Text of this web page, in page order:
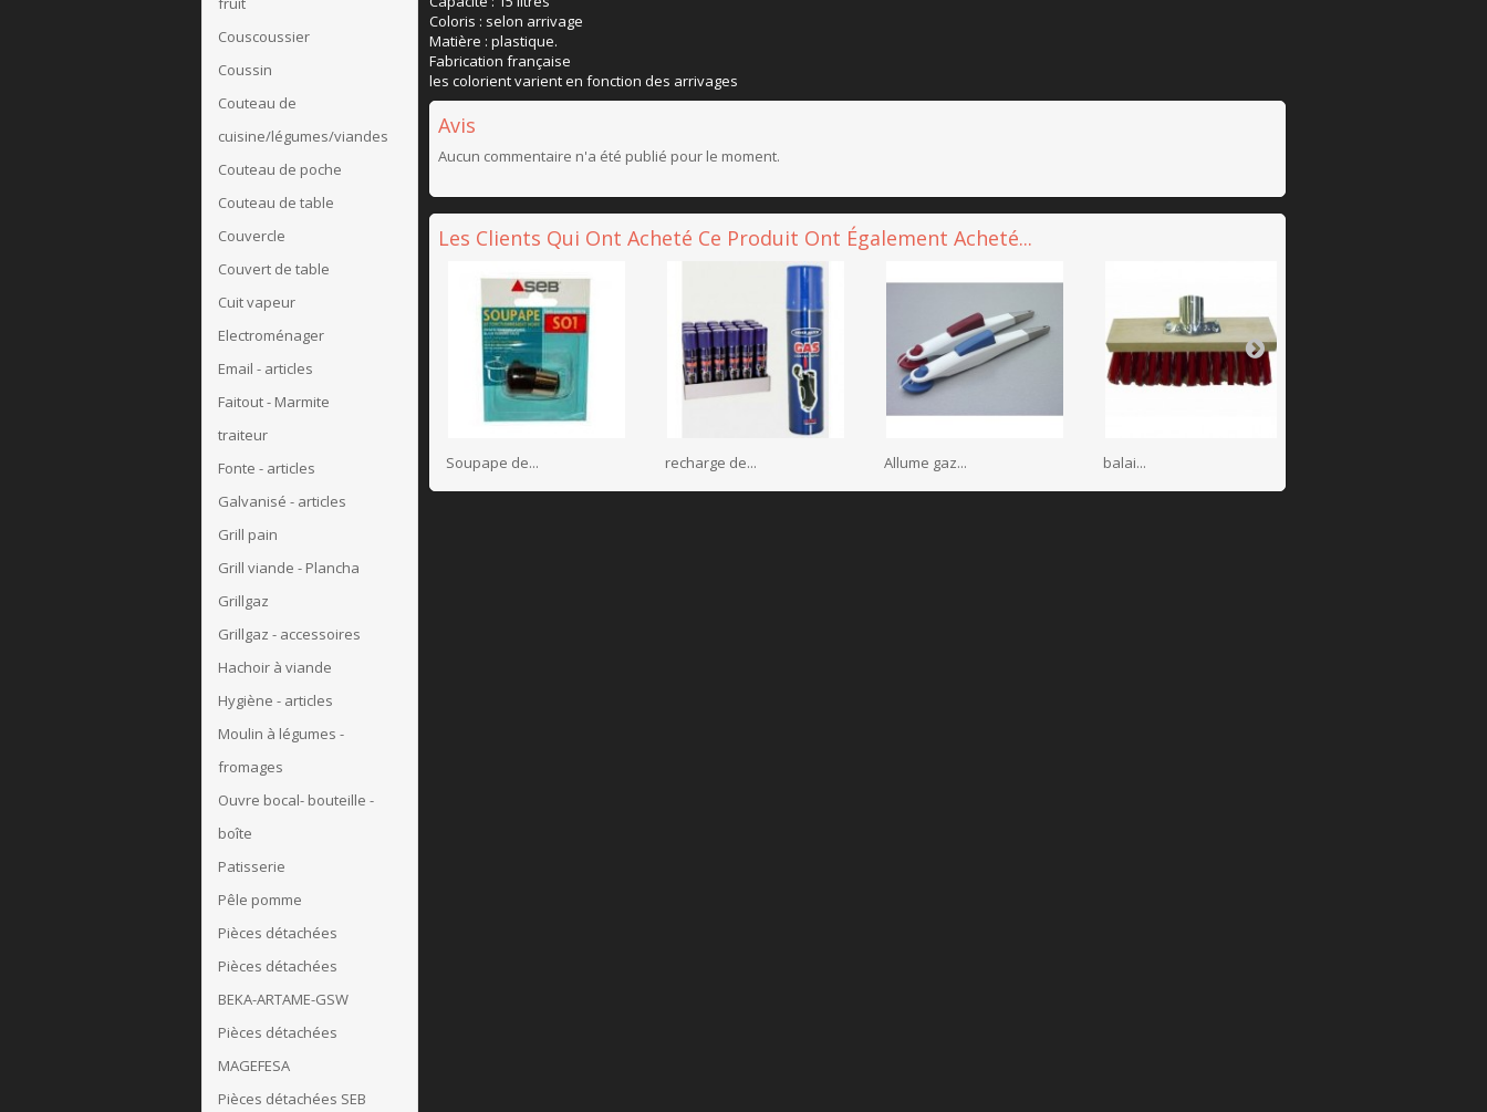
Couscoussier
Coussin
Couteau de
cuisine/légumes/viandes
Couteau de poche
Couteau de table
Couvercle
Couvert de table
Cuit vapeur
Electroménager
Email - articles
Faitout - Marmite
traiteur
Fonte - articles
Galvanisé - articles
Grill pain
Grill viande - Plancha
Grillgaz
Grillgaz - accessoires
Hachoir à viande
Hygiène - articles
Moulin à légumes -
fromages
Ouvre bocal- bouteille -
boîte
Patisserie
Pêle pomme
Pièces détachées
Pièces détachées
BEKA-ARTAME-GSW
Pièces détachées
MAGEFESA
Pièces détachées SEB
Coloris : selon arrivage
Matière : plastique.
Fabrication française
les colorient varient en fonction des arrivages
Avis
Aucun commentaire n'a été publié pour le moment.
Les Clients Qui Ont Acheté Ce Produit Ont Également Acheté...
Soupape de... recharge de... Allume gaz... balai...